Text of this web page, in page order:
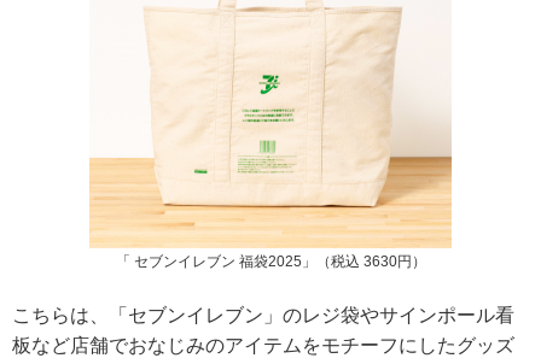
「 セブンイレブン 福袋2025」（税込 3630円）
こちらは、「セブンイレブン」のレジ袋やサインポール看
板など店舗でおなじみのアイテムをモチーフにしたグッズ